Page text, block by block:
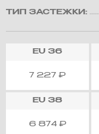
ТИП ЗАСТЕЖКИ:
EU 36
7 227 ₽
EU 38
6 874 ₽